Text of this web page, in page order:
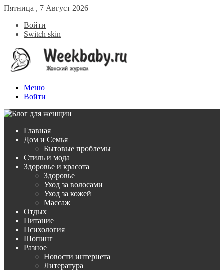
Пятница , 7 Август 2026
Войти
Switch skin
Меню
Войти
Главная
Дом и Семья
Бытовые проблемы
Стиль и мода
Здоровье и красота
Здоровье
Уход за волосами
Уход за кожей
Массаж
Отдых
Питание
Психология
Шопинг
Разное
Новости интернета
Литература